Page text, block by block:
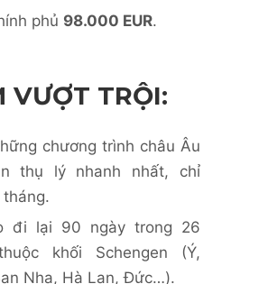
phủ 98.000 EUR.
VƯỢT TRỘI:
chương trình châu Âu
thụ lý nhanh nhất, chỉ
đi lại 90 ngày trong 26
khối Schengen (Ý,
Nha, Hà Lan, Đức…).